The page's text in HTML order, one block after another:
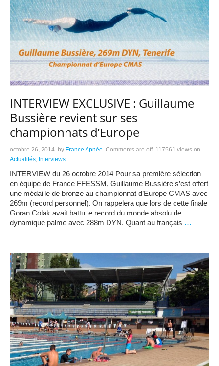
INTERVIEW EXCLUSIVE : Guillaume
Bussière revient sur ses
championnats d’Europe
octobre 26, 2014 by France Apnée Comments are off 117561 views on
Actualités, Interviews
INTERVIEW du 26 octobre 2014 Pour sa première sélection
en équipe de France FFESSM, Guillaume Bussière s’est offert
une médaille de bronze au championnat d’Europe CMAS avec
269m (record personnel). On rappelera que lors de cette finale
Goran Colak avait battu le record du monde absolu de
dynamique palme avec 288m DYN. Quant au français …